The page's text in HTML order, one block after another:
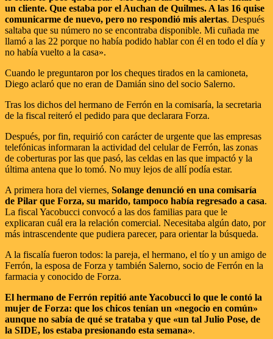
un cliente. Que estaba por el Auchan de Quilmes. A las 16 quise
comunicarme de nuevo, pero no respondió mis alertas. Después
saltaba que su número no se encontraba disponible. Mi cuñada me
llamó a las 22 porque no había podido hablar con él en todo el día y
no había vuelto a la casa».
Cuando le preguntaron por los cheques tirados en la camioneta,
Diego aclaró que no eran de Damián sino del socio Salerno.
Tras los dichos del hermano de Ferrón en la comisaría, la secretaria
de la fiscal reiteró el pedido para que declarara Forza.
Después, por fin, requirió con carácter de urgente que las empresas
telefónicas informaran la actividad del celular de Ferrón, las zonas
de coberturas por las que pasó, las celdas en las que impactó y la
última antena que lo tomó. No muy lejos de allí podía estar.
A primera hora del viernes, Solange denunció en una comisaría
de Pilar que Forza, su marido, tampoco había regresado a casa.
La fiscal Yacobucci convocó a las dos familias para que le
explicaran cuál era la relación comercial. Necesitaba algún dato, por
más intrascendente que pudiera parecer, para orientar la búsqueda.
A la fiscalía fueron todos: la pareja, el hermano, el tío y un amigo de
Ferrón, la esposa de Forza y también Salerno, socio de Ferrón en la
farmacia y conocido de Forza.
El hermano de Ferrón repitió ante Yacobucci lo que le contó la
mujer de Forza: que los chicos tenían un «negocio en común»
aunque no sabía de qué se trataba y que «un tal Julio Pose, de
la SIDE, los estaba presionando esta semana».